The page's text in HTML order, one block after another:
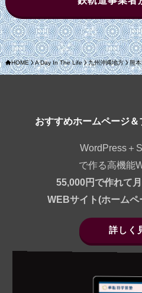
HOME A Day In The Life 九州沖縄地方 熊
おすすめホームページ
WordPress＋
で作る高機能
55,000円で作れて
WEBサイト(ホームペ
詳しく